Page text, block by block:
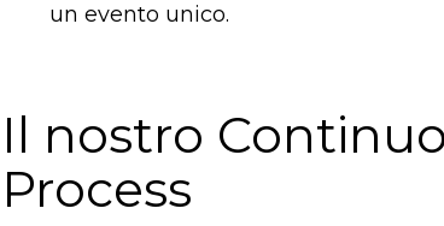
un evento unico.
Il nostro
Process